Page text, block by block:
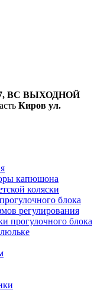
, ВС ВЫХОДНОЙ
Киров ул.
капюшона
коляски
блока
регулирования
прогулочного блока